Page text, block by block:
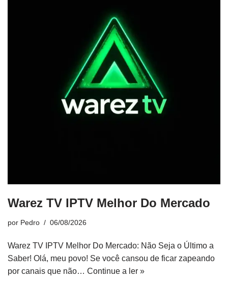
Warez TV IPTV Melhor Do Mercado
por Pedro 06/08/2026
Warez TV IPTV Melhor Do Mercado: Não Seja o Último a
Saber! Olá, meu povo! Se você cansou de ficar zapeando
por canais que não… Continue a ler »